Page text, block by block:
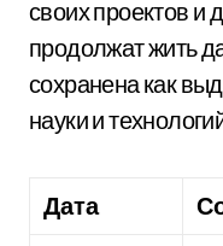
своих проектов и
продолжат жить
сохранена как
науки и
Дата